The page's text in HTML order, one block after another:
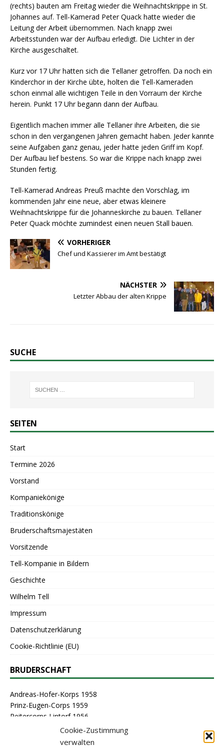
Cookie-Zustimmung
verwalten
(rechts) bauten am Freitag wieder die Weihnachtskrippe in St.
Johannes auf. Tell-Kamerad Peter Quack hatte wieder die
Leitung der Arbeit übernommen. Nach knapp zwei
Arbeitsstunden war der Aufbau erledigt. Die Lichter in der
Kirche ausgeschaltet.
Kurz vor 17 Uhr hatten sich die Tellaner getroffen. Da noch ein
Kinderchor in der Kirche übte, holten die Tell-Kameraden
schon einmal alle wichtigen Teile in den Vorraum der Kirche
herein. Punkt 17 Uhr begann dann der Aufbau.
Eigentlich machen immer alle Tellaner ihre Arbeiten, die sie
schon in den vergangenen Jahren gemacht haben. Jeder kannte
seine Aufgaben ganz genau, jeder hatte jeden Griff im Kopf.
Der Aufbau lief bestens. So war die Krippe nach knapp zwei
Stunden fertig.
Tell-Kamerad Andreas Preuß machte den Vorschlag, im
kommenden Jahr eine neue, aber etwas kleinere
Weihnachtskrippe für die Johanneskirche zu bauen. Tellaner
Peter Quack möchte zumindest einen neuen Stall bauen.
VORHERIGER
Chef und Kassierer im Amt bestätigt
NÄCHSTER
Letzter Abbau der alten Krippe
SUCHE
SEITEN
Start
Termine 2026
Vorstand
Kompaniekönige
Traditionskönige
Bruderschaftsmajestäten
Vorsitzende
Tell-Kompanie in Bildern
Geschichte
Wilhelm Tell
Impressum
Datenschutzerklärung
Cookie-Richtlinie (EU)
BRUDERSCHAFT
Andreas-Hofer-Korps 1958
Prinz-Eugen-Corps 1959
Reitercorps Lintorf 1956
St. Georg-Corps 1963
St. Lambertus-Corps 1976